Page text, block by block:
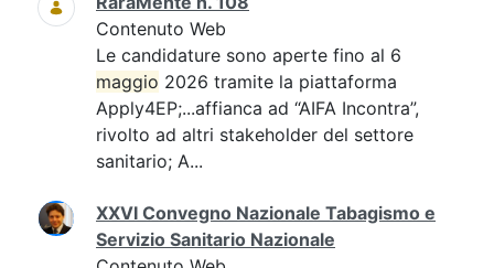
Contenuto Web
Le candidature sono aperte fino al 6
maggio 2026 tramite la piattaforma
Apply4EP;...affianca ad “AIFA Incontra”,
rivolto ad altri stakeholder del settore
sanitario; A...
XXVI Convegno Nazionale Tabagismo e
Servizio Sanitario Nazionale